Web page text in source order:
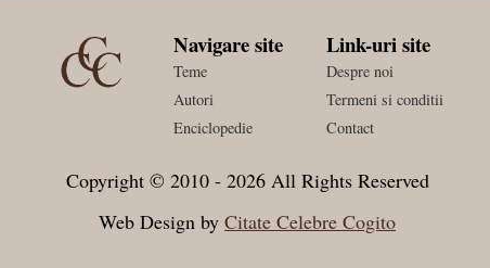
Navigare site
Teme
Autori
Enciclopedie
Link-uri site
Despre noi
Termeni si conditii
Contact
Copyright © 2010 - 2026 All Rights Reserved
Web Design by Citate Celebre Cogito